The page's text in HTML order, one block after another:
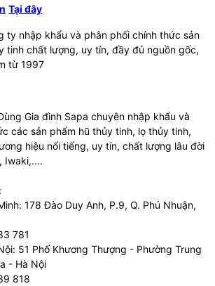
Tại đây
ty nhập khẩu và phân phối chính thức sản
tinh chất lượng, uy tín, đầy đủ nguồn gốc,
từ 1997
Gia đình Sapa chuyên nhập khẩu và
các sản phẩm hũ thủy tinh, lọ thủy tinh,
hiệu nổi tiếng, uy tín, chất lượng lâu đời
Iwaki,....
178 Đào Duy Anh, P.9, Q. Phú Nhuận,
781
51 Phố Khương Thượng - Phường Trung
- Hà Nội
818